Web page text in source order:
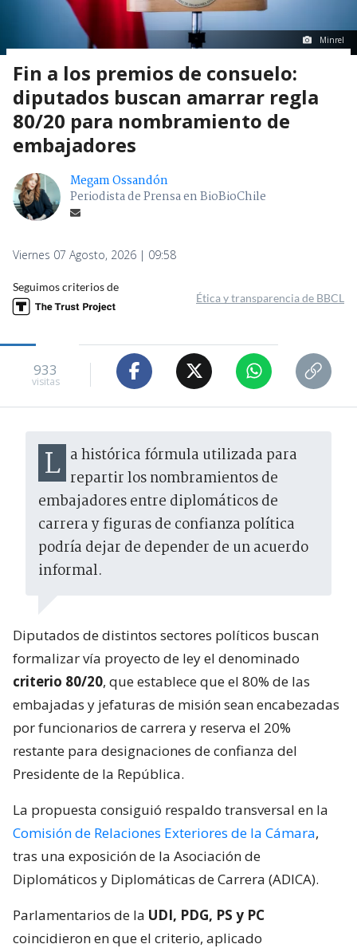
Minrel
Fin a los premios de consuelo:
diputados buscan amarrar regla
80/20 para nombramiento de
embajadores
Megam Ossandón
Periodista de Prensa en BioBioChile
Viernes 07 Agosto, 2026 | 09:58
Seguimos criterios de
Ética y transparencia de BBCL
933
visitas
La histórica fórmula utilizada para repartir los nombramientos de
embajadores entre diplomáticos de
carrera y figuras de confianza política
podría dejar de depender de un acuerdo
informal.
Diputados de distintos sectores políticos buscan
formalizar vía proyecto de ley el denominado
criterio 80/20, que establece que el 80% de las
embajadas y jefaturas de misión sean encabezadas
por funcionarios de carrera y reserva el 20%
restante para designaciones de confianza del
Presidente de la República.
La propuesta consiguió respaldo transversal en la
Comisión de Relaciones Exteriores de la Cámara,
tras una exposición de la Asociación de
Diplomáticos y Diplomáticas de Carrera (ADICA).
Parlamentarios de la UDI, PDG, PS y PC
coincidieron en que el criterio, aplicado